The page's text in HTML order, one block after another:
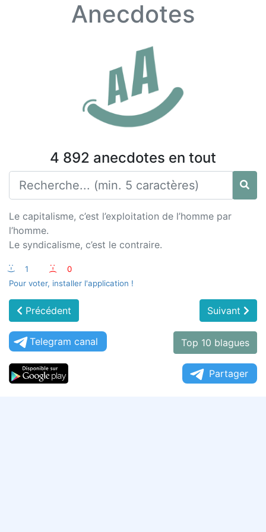
Anecdotes
4 892 anecdotes en tout
Le capitalisme, c’est l’exploitation de l’homme par
l’homme.
Le syndicalisme, c’est le contraire.
:-) 1 :-(
0
Pour voter, installer l'application !
Précédent Suivant
Telegram canal Top 10 blagues
Partager